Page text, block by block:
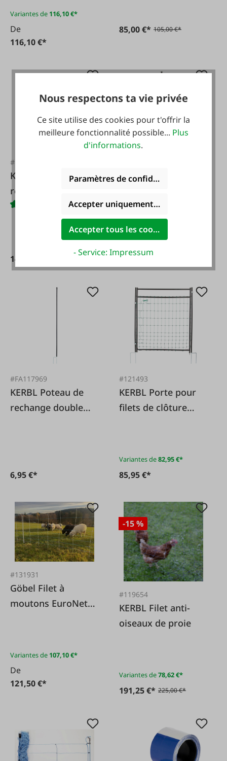
Variantes de 116,10 €*
De
116,10 €*
85,00 €* 105,00 €*
#FA100144
KERBL Kit de
réparation
Litzclip®, 8 pièces
14,50 €*
KERBL Poteau de
de pâturage, 145 cm
18,95 €*
#FA117969
KERBL Poteau de
rechange double
6,95 €*
#121493
KERBL Porte pour
filets de clôture
Variantes de82,95 €*
85,95 €*
#131931
Göbel Filet à
moutons EuroNetz
Variantes de 107,10 €*
De
121,50 €*
-15 %
#119654
KERBL Filet anti-
oiseaux de proie
Variantes de78,62 €*
191,25 €* 225,00 €*
Nous respectons ta vie privée
Ce site utilise des cookies pour t'offrir la
meilleure fonctionnalité possible... Plus
d'informations.
Paramètres de confidentialité
Accepter uniquement les cookies
Accepter tous les cookies
- Service: Impressum